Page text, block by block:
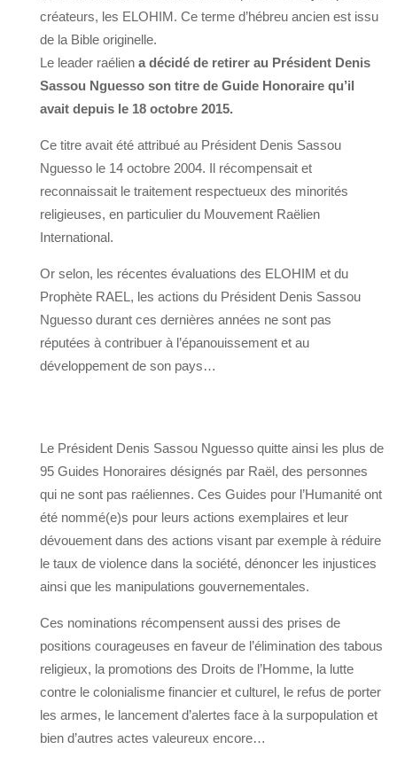
créateurs, les ELOHIM. Ce terme d’hébreu ancien est issu
de la Bible originelle.
Le leader raélien a décidé de retirer au Président Denis
Sassou Nguesso son titre de Guide Honoraire qu’il
avait depuis le 18 octobre 2015.
Ce titre avait été attribué au Président Denis Sassou
Nguesso le 14 octobre 2004. Il récompensait et
reconnaissait le traitement respectueux des minorités
religieuses, en particulier du Mouvement Raëlien
International.
Or selon, les récentes évaluations des ELOHIM et du
Prophète RAEL, les actions du Président Denis Sassou
Nguesso durant ces dernières années ne sont pas
réputées à contribuer à l’épanouissement et au
développement de son pays…
Le Président Denis Sassou Nguesso quitte ainsi les plus de
95 Guides Honoraires désignés par Raël, des personnes
qui ne sont pas raéliennes. Ces Guides pour l’Humanité ont
été nommé(e)s pour leurs actions exemplaires et leur
dévouement dans des actions visant par exemple à réduire
le taux de violence dans la société, dénoncer les injustices
ainsi que les manipulations gouvernementales.
Ces nominations récompensent aussi des prises de
positions courageuses en faveur de l’élimination des tabous
religieux, la promotions des Droits de l’Homme, la lutte
contre le colonialisme financier et culturel, le refus de porter
les armes, le lancement d’alertes face à la surpopulation et
bien d’autres actes valeureux encore…